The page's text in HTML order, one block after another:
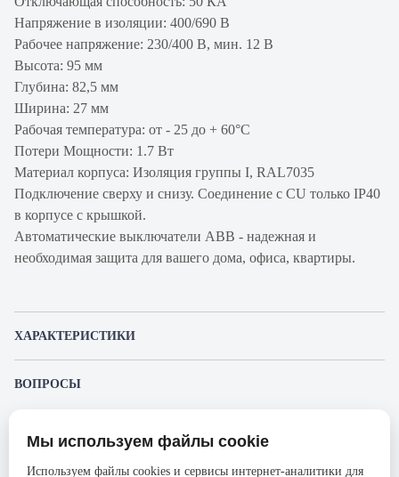
Напряжение в изоляции: 400/690 В
Рабочее напряжение: 230/400 В, мин. 12 В
Высота: 95 мм
Глубина: 82,5 мм
Ширина: 27 мм
Рабочая температура: от - 25 до + 60°С
Потери Мощности: 1.7 Вт
Материал корпуса: Изоляция группы I, RAL7035
Подключение сверху и снизу. Соединение с CU только IP40
в корпусе с крышкой.
Автоматические выключатели ABB - надежная и
необходимая защита для вашего дома, офиса, квартиры.
ХАРАКТЕРИСТИКИ
Производитель
ВОПРОСЫ
Представленные изображения и характеристики могут отличаться от реального
Мы используем файлы cookie
Используем файлы cookies и сервисы интернет-аналитики для